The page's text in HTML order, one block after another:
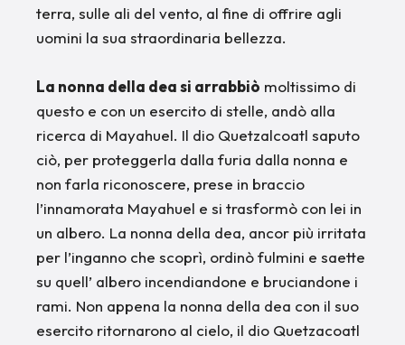
terra, sulle ali del vento, al fine di offrire agli
uomini la sua straordinaria bellezza.
La nonna della dea si arrabbiò moltissimo di
questo e con un esercito di stelle, andò alla
ricerca di Mayahuel. Il dio Quetzalcoatl saputo
ciò, per proteggerla dalla furia dalla nonna e
non farla riconoscere, prese in braccio
l’innamorata Mayahuel e si trasformò con lei in
un albero. La nonna della dea, ancor più irritata
per l’inganno che scoprì, ordinò fulmini e saette
su quell’ albero incendiandone e bruciandone i
rami. Non appena la nonna della dea con il suo
esercito ritornarono al cielo, il dio Quetzacoatl